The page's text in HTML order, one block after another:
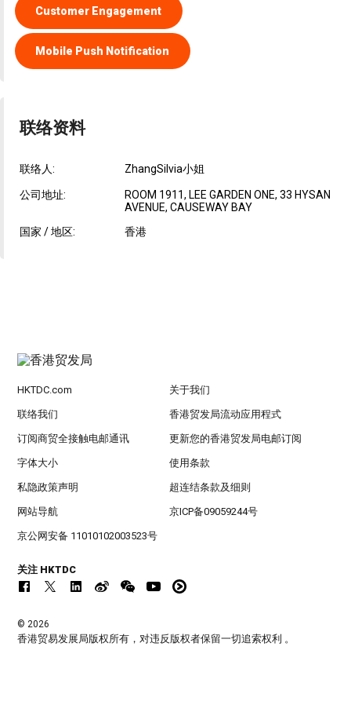
Customer Engagement
Mobile Push Notification
联络资料
联络人: ZhangSilvia小姐
公司地址:
ROOM 1911, LEE GARDEN ONE, 33 HYSAN
AVENUE, CAUSEWAY BAY
国家 / 地区:
香港
HKTDC.com 关于我们
联络我们 香港贸发局流动应用程式
订阅商贸全接触电邮通讯 更新您的香港贸发局电邮订阅
字体大小 使用条款
私隐政策声明 超连结条款及细则
网站导航 京ICP备09059244号
京公网安备 11010102003523号
关注 HKTDC
© 2026
香港贸易发展局版权所有，对违反版权者保留一切追索权利 。